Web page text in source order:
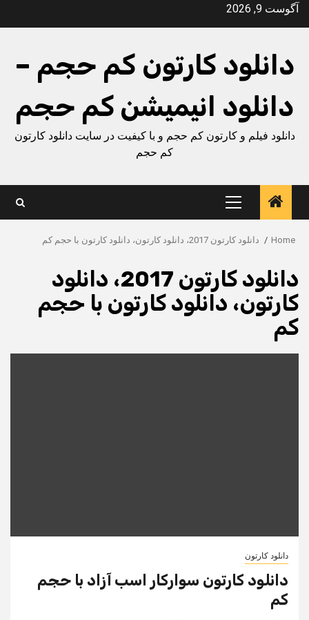
Skipآگوست 9, 2026
دانلود کارتون کم حجم –
دانلود انیمیشن کم حجم
دانلود فیلم و کارتون کم حجم و با کیفیت در سایت دانلود کارتون
کم حجم
Primary
Menu
Home دانلود کارتون 2017، دانلود کارتون، دانلود کارتون با حجم کم
دانلود کارتون 2017، دانلود
کارتون، دانلود کارتون با حجم
کم
دانلود کارتون
دانلود کارتون سوارکار اسب آزاد با حجم
کم